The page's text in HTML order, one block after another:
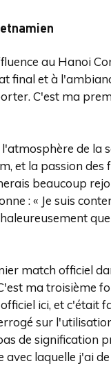
au Hanoi
final et à
C'est ma
de la
et la passion
beaucoup
: « Je suis
match officiel
ma troisième
ici, et c'était
sur
de signification
avec laquelle j'ai